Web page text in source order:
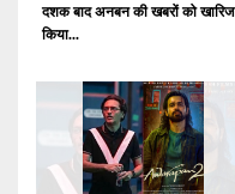
दशक बाद अनबन की खबरों को खारिज
किया...